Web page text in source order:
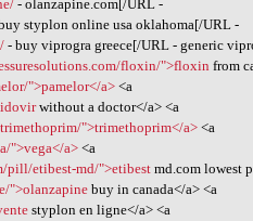
- olanzapine.com[/URL -
styplon online usa oklahoma[/URL -
- buy viprogra greece[/URL - generic
floxin/">floxin from
">pamelor</a><a
without a doctor</a> <a
">trimethoprim</a> <a
">vega</a> <a
pill/etibest-md/">etibest md.com lowest
">olanzapine buy in canada</a> <a
styplon en ligne</a> <a